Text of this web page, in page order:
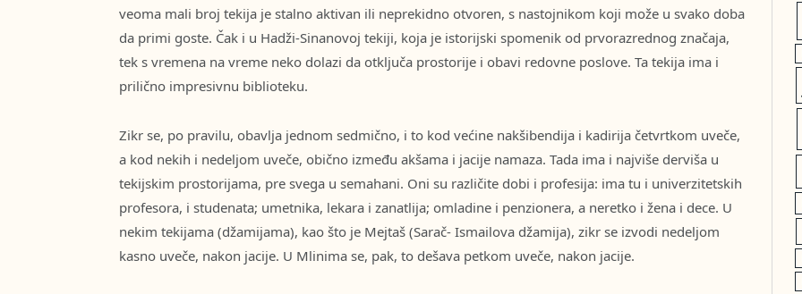
veoma mali broj tekija je stalno aktivan ili neprekidno otvoren, s nastojnikom koji može u svako doba
da primi goste. Čak i u Hadži-Sinanovoj tekiji, koja je istorijski spomenik od prvorazrednog značaja,
tek s vremena na vreme neko dolazi da otključa prostorije i obavi redovne poslove. Ta tekija ima i
prilično impresivnu biblioteku.
Zikr se, po pravilu, obavlja jednom sedmično, i to kod većine nakšibendija i kadirija četvrtkom uveče,
a kod nekih i nedeljom uveče, obično između akšama i jacije namaza. Tada ima i najviše derviša u
tekijskim prostorijama, pre svega u semahani. Oni su različite dobi i profesija: ima tu i univerzitetskih
profesora, i studenata; umetnika, lekara i zanatlija; omladine i penzionera, a neretko i žena i dece. U
nekim tekijama (džamijama), kao što je Mejtaš (Sarač- Ismailova džamija), zikr se izvodi nedeljom
kasno uveče, nakon jacije. U Mlinima se, pak, to dešava petkom uveče, nakon jacije.